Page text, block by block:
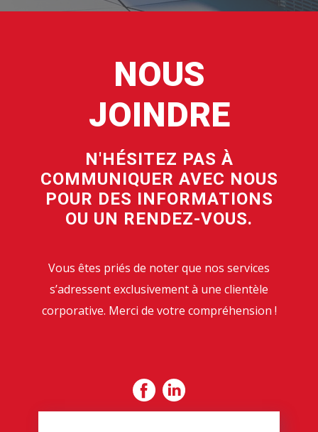
NOUS
JOINDRE
N'HÉSITEZ PAS À
COMMUNIQUER AVEC NOUS
POUR DES INFORMATIONS
OU UN RENDEZ-VOUS.
Vous êtes priés de noter que nos services
s’adressent exclusivement à une clientèle
corporative. Merci de votre compréhension !